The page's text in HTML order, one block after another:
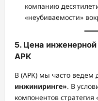
компанию
«неубиваемости»
5. Цена инженерной
АРК
В (АРК) мы часто ведем
инжиниринге». В
компонентов стратегия